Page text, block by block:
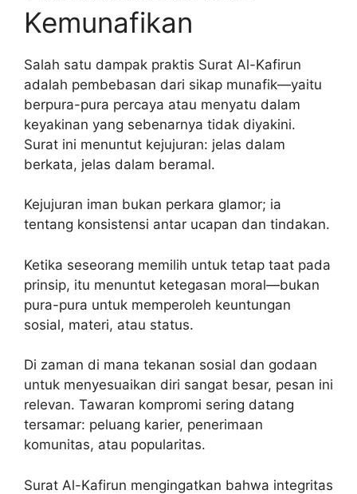
Kemunafikan
Salah satu dampak praktis Surat Al-Kafirun
adalah pembebasan dari sikap munafik—yaitu
berpura-pura percaya atau menyatu dalam
keyakinan yang sebenarnya tidak diyakini.
Surat ini menuntut kejujuran: jelas dalam
berkata, jelas dalam beramal.
Kejujuran iman bukan perkara glamor; ia
tentang konsistensi antar ucapan dan tindakan.
Ketika seseorang memilih untuk tetap taat pada
prinsip, itu menuntut ketegasan moral—bukan
pura-pura untuk memperoleh keuntungan
sosial, materi, atau status.
Di zaman di mana tekanan sosial dan godaan
untuk menyesuaikan diri sangat besar, pesan ini
relevan. Tawaran kompromi sering datang
tersamar: peluang karier, penerimaan
komunitas, atau popularitas.
Surat Al-Kafirun mengingatkan bahwa integritas